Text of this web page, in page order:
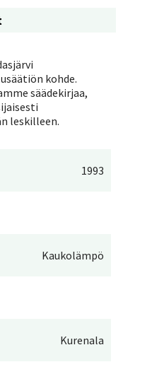
kohde.
säädekirjaa,
leskilleen.
1993
Kaukolämpö
Kurenala